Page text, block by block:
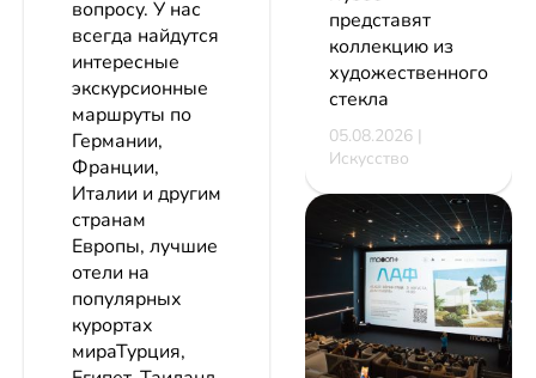
вопросу. У нас
всегда найдутся
интересные
экскурсионные
маршруты по
Германии,
Франции,
Италии и другим
странам
Европы, лучшие
отели на
популярных
курортах
мираТурция,
представят
коллекцию из
художественного
стекла
05.08.2026 |
Искусство